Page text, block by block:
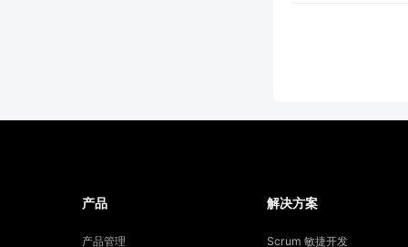
产品
产品管理
解决方案
Scrum 敏捷开发